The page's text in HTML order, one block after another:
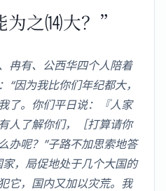
为之⒁大？”
冉有、公西华四个人陪着
“因为我比你们年纪都大，
了。你们平日说：『人家
人了解你们，［打算请你
办呢？”子路不加思索地答
，局促地处于几个大国的
它，国内又加以灾荒。我